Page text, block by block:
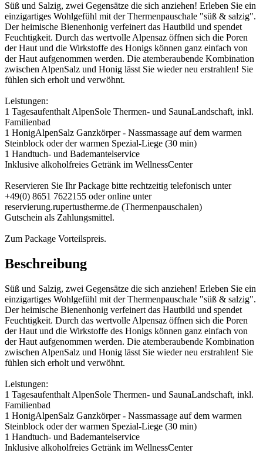
Süß und Salzig, zwei Gegensätze die sich anziehen! Erleben Sie ein
einzigartiges Wohlgefühl mit der Thermenpauschale "süß & salzig".
Der heimische Bienenhonig verfeinert das Hautbild und spendet
Feuchtigkeit. Durch das wertvolle Alpensaz öffnen sich die Poren
der Haut und die Wirkstoffe des Honigs können ganz einfach von
der Haut aufgenommen werden. Die atemberaubende Kombination
zwischen AlpenSalz und Honig lässt Sie wieder neu erstrahlen! Sie
fühlen sich erholt und verwöhnt.
Leistungen:
1 Tagesaufenthalt AlpenSole Thermen- und SaunaLandschaft, inkl.
Familienbad
1 HonigAlpenSalz Ganzkörper - Nassmassage auf dem warmen
Steinblock oder der warmen Spezial-Liege (30 min)
1 Handtuch- und Bademantelservice
Inklusive alkoholfreies Getränk im WellnessCenter
Reservieren Sie Ihr Package bitte rechtzeitig telefonisch unter
+49(0) 8651 7622155 oder online unter
reservierung.rupertustherme.de (Thermenpauschalen)
Gutschein als Zahlungsmittel.
Zum Package Vorteilspreis.
Beschreibung
Süß und Salzig, zwei Gegensätze die sich anziehen! Erleben Sie ein
einzigartiges Wohlgefühl mit der Thermenpauschale "süß & salzig".
Der heimische Bienenhonig verfeinert das Hautbild und spendet
Feuchtigkeit. Durch das wertvolle Alpensaz öffnen sich die Poren
der Haut und die Wirkstoffe des Honigs können ganz einfach von
der Haut aufgenommen werden. Die atemberaubende Kombination
zwischen AlpenSalz und Honig lässt Sie wieder neu erstrahlen! Sie
fühlen sich erholt und verwöhnt.
Leistungen:
1 Tagesaufenthalt AlpenSole Thermen- und SaunaLandschaft, inkl.
Familienbad
1 HonigAlpenSalz Ganzkörper - Nassmassage auf dem warmen
Steinblock oder der warmen Spezial-Liege (30 min)
1 Handtuch- und Bademantelservice
Inklusive alkoholfreies Getränk im WellnessCenter